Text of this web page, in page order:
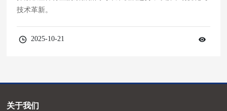
技术革新。
2025-10-21
关于我们